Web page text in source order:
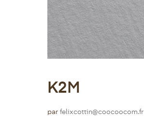
K2M
par felixcottin@coocoocom.fr